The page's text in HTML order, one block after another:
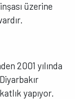
üzerine
2001 yılında
yapıyor.